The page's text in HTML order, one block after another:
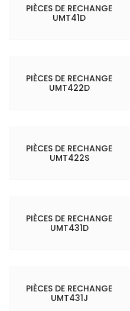
PIÈCES DE RECHANGE
UMT41D
PIÈCES DE RECHANGE
UMT422D
PIÈCES DE RECHANGE
UMT422S
PIÈCES DE RECHANGE
UMT431D
PIÈCES DE RECHANGE
UMT431J